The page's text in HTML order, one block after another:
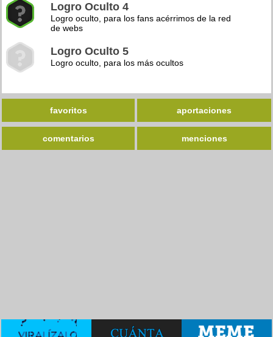
Logro Oculto 4
Logro oculto, para los fans acérrimos de la red
de webs
Logro Oculto 5
Logro oculto, para los más ocultos
favoritos aportaciones
comentarios menciones